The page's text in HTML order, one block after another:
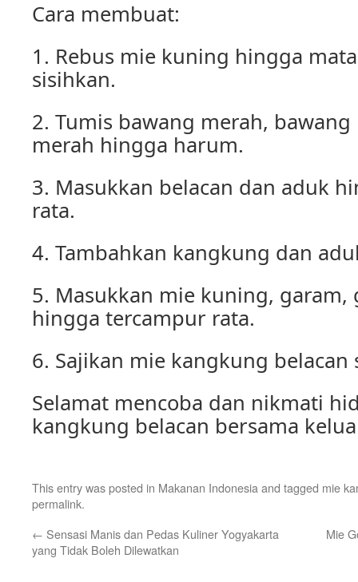
Cara membuat:
1. Rebus mie kuning hingga
sisihkan.
2. Tumis bawang merah,
merah hingga harum.
3. Masukkan belacan dan aduk
rata.
4. Tambahkan kangkung dan
5. Masukkan mie kuning, garam,
hingga tercampur rata.
6. Sajikan mie kangkung belacan
Selamat mencoba dan nikmati
kangkung belacan bersama
This entry was posted in Makanan Indonesia and tagged mie
permalink.
← Sensasi Manis dan Pedas Kuliner Yogyakarta
yang Tidak Boleh Dilewatkan
Mie